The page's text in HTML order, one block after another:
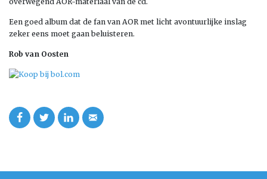
Een goed album dat de fan van AOR met licht avontuurlijke inslag
zeker eens moet gaan beluisteren.
Rob van Oosten